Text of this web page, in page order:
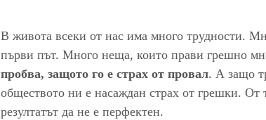
В живота всеки от нас има много трудности.
първи път. Много неща, които прави грешно
пробва, защото го е страх от провал. А защо
обществото ни е насаждан страх от грешки.
резултатът да не е перфектен.